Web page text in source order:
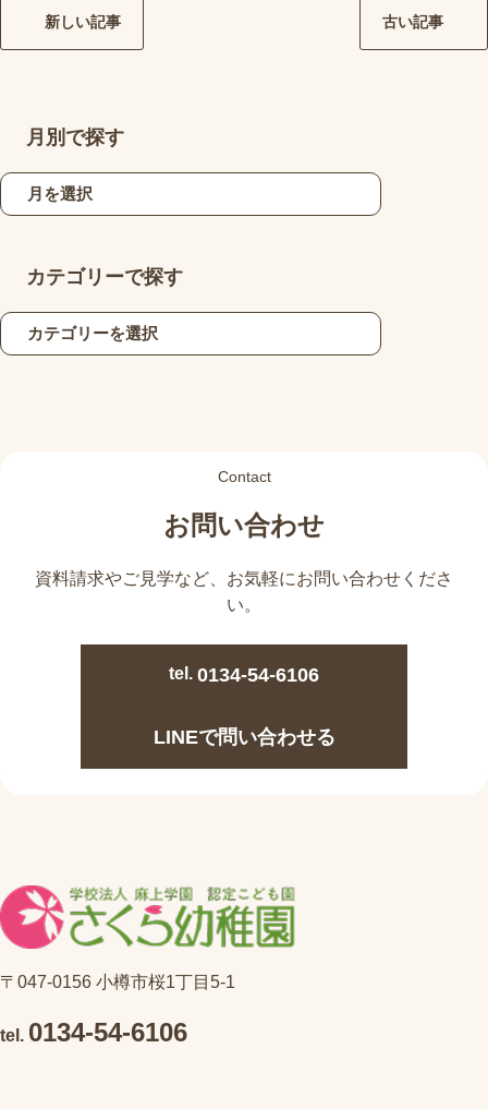
新しい記事 古い記事
月別で探す
カテゴリーで探す
Contact
お問い合わせ
資料請求やご見学など、 お気軽にお問い合わせくださ
い。
tel. 0134-54-6106
LINEで問い合わせる
〒047-0156 小樽市桜1丁目5-1
tel. 0134-54-6106